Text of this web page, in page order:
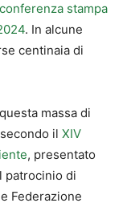
stampa
. In alcune
centinaia di
massa di
il XIV
, presentato
patrocinio di
Federazione